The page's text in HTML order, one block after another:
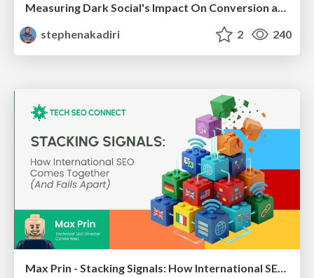
Measuring Dark Social's Impact On Conversion and Attribution
stephenakadiri
2 240
Max Prin - Stacking Signals: How International SEO Comes Together (And Falls Apart)